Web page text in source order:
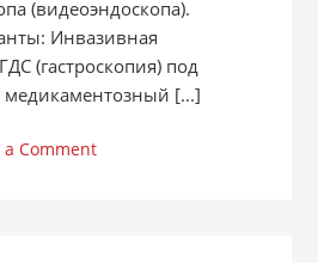
(видеоэндоскопа).
Инвазивная
(гастроскопия) под
медикаментозный [...]
a Comment